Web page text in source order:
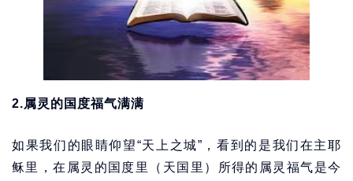
2.属灵的国度福气满满
如果我们的眼睛仰望“天上之城”，看到的是我们在主耶
稣里，在属灵的国度里（天国里）所得的属灵福气是今